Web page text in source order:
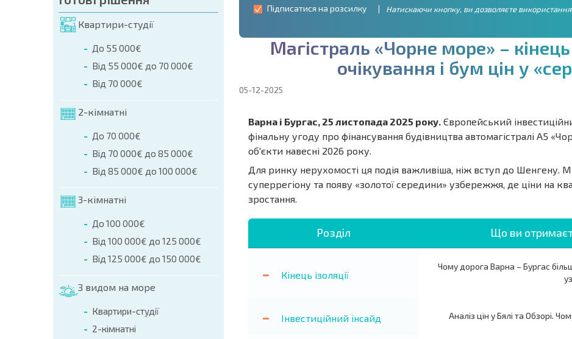
Квартири-студії
До 55 000€
Від 55 000€ до 70 000€
Від 70 000€
2-кімнатні
До 70 000€
Від 70 000€ до 85 000€
Від 85 000€ до 100 000€
3-кімнатні
До 100 000€
Від 100 000€ до 125 000€
Від 125 000€ до 150 000€
З видом на море
Квартири-студії
2-кімнатні
Підписатися на розсилку Натискаючи кнопку, ви дозволяєте
Магістраль «Чорне море» – кінець
очікування і бум цін у «сер
05-12-2025
Варна і Бургас, 25 листопада 2025 року. Європейський
фінальну угоду про фінансування будівництва автомагістралі А5
об'єкти навесні 2026 року.
Для ринку нерухомості ця подія важливіша, ніж вступ до Шенгену.
суперрегіону та появу «золотої середини» узбережжя, де ціни на
зростання.
Розділ Що ви
Кінець ізоляції
Чому дорога Варна – Бургас
Інвестиційний інсайд Аналіз цін у Бялі та Обзорі.